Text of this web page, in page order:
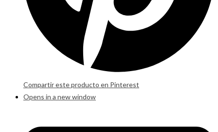
Compartir este producto en Pinterest
Opens in a new window